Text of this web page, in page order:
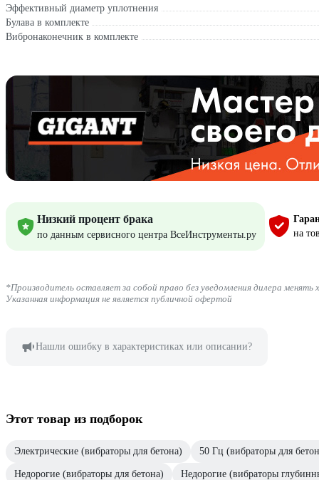
Эффективный диаметр уплотнения
Булава в комплекте
Вибронаконечник в комплекте
Низкий процент брака
по данным сервисного центра ВсеИнструменты.ру
на
*Производитель оставляет за собой право без уведомления дилера
Указанная информация не является публичной офертой
Нашли ошибку в характеристиках или описании?
Этот товар из подборок
Электрические (вибраторы для бетона) 50 Гц (вибраторы для
Недорогие (вибраторы для бетона) Недорогие (вибраторы